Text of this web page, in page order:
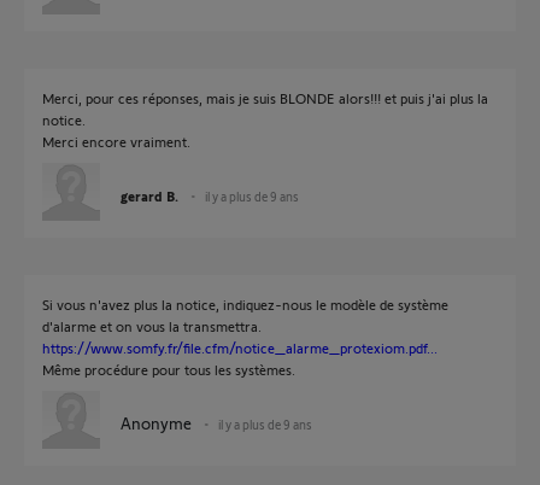
Merci, pour ces réponses, mais je suis BLONDE alors!!! et puis j'ai plus la
notice.
Merci encore vraiment.
gerard B. il y a plus de 9 ans
Si vous n'avez plus la notice, indiquez-nous le modèle de système
d'alarme et on vous la transmettra.
https://www.somfy.fr/file.cfm/notice_alarme_protexiom.pdf...
Même procédure pour tous les systèmes.
Anonyme il y a plus de 9 ans